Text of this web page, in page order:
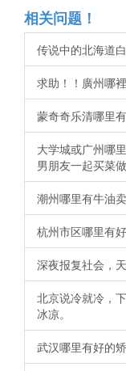
相关问题！
传说中的北海道
求助！！廣州哪
蒙奇奇乐清哪里
大学城或广州哪
男朋友一起买菜
潮州哪里有牛油卖
杭州市区哪里有
深夜报复社会，
北京说冷就冷，
冰凉。
武汉哪里有好的